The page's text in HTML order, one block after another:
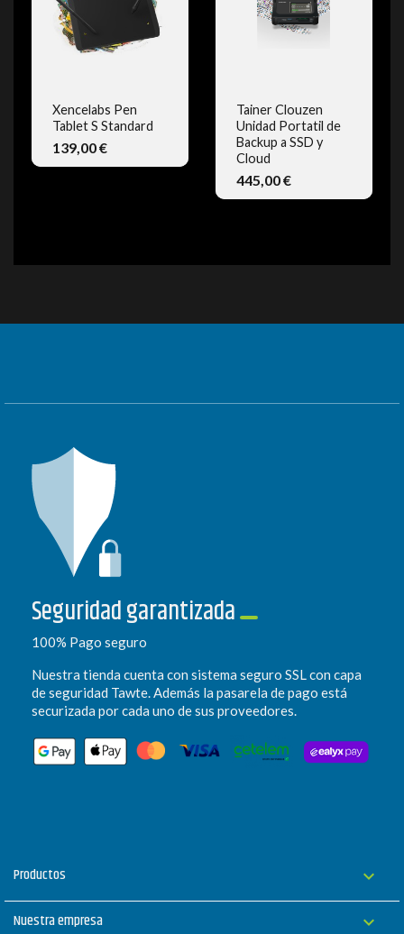
Xencelabs Pen
Tablet S Standard
139,00 €
VISTA RÁPIDA
Tainer Clouzen
Unidad Portatil de
Backup a SSD y
Cloud
445,00 €
Seguridad garantizada
100% Pago seguro
Nuestra tienda cuenta con sistema seguro SSL con capa
de seguridad Tawte. Además la pasarela de pago está
securizada por cada uno de sus proveedores.
Productos 
Nuestra empresa 